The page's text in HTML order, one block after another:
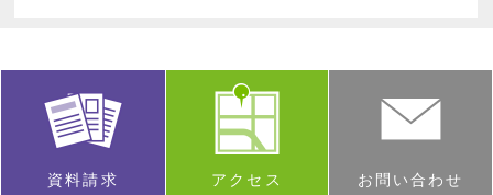
資料請求 アクセス お問い合わせ